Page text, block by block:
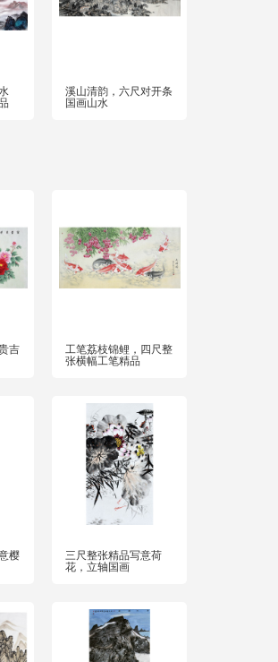
溪山清韵，六尺对开条
国画山水
吉
工笔荔枝锦鲤，四尺整
张横幅工笔精品
樱
三尺整张精品写意荷
花，立轴国画